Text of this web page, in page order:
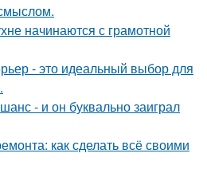
начинаются с грамотной
- это идеальный выбор для
- и он буквально заиграл
как сделать всё своими